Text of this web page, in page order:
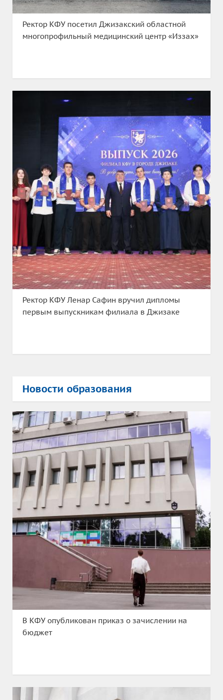
Ректор КФУ посетил Джизакский областной
многопрофильный медицинский центр «Иззах»
Ректор КФУ Ленар Сафин вручил дипломы
первым выпускникам филиала в Джизаке
Новости образования
В КФУ опубликован приказ о зачислении на
бюджет